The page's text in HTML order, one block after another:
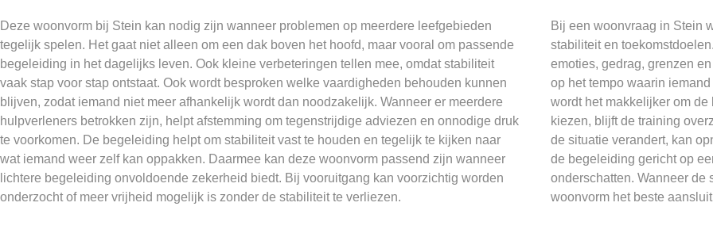
Deze woonvorm bij Stein kan nodig zijn wanneer problemen op meerdere leefgebieden
tegelijk spelen. Het gaat niet alleen om een dak boven het hoofd, maar vooral om passende
begeleiding in het dagelijks leven. Ook kleine verbeteringen tellen mee, omdat stabiliteit
vaak stap voor stap ontstaat. Ook wordt besproken welke vaardigheden behouden kunnen
blijven, zodat iemand niet meer afhankelijk wordt dan noodzakelijk. Wanneer er meerdere
hulpverleners betrokken zijn, helpt afstemming om tegenstrijdige adviezen en onnodige druk
te voorkomen. De begeleiding helpt om stabiliteit vast te houden en tegelijk te kijken naar
wat iemand weer zelf kan oppakken. Daarmee kan deze woonvorm passend zijn wanneer
lichtere begeleiding onvoldoende zekerheid biedt. Bij vooruitgang kan voorzichtig worden
onderzocht of meer vrijheid mogelijk is zonder de stabiliteit te verliezen.
Bij een woonvraag in Stein
stabiliteit en
emoties, gedrag, grenzen
op het tempo waarin
wordt het makkelijker om
kiezen, blijft de training
de situatie verandert, kan
de begeleiding gericht op
onderschatten. Wanneer de
woonvorm het beste